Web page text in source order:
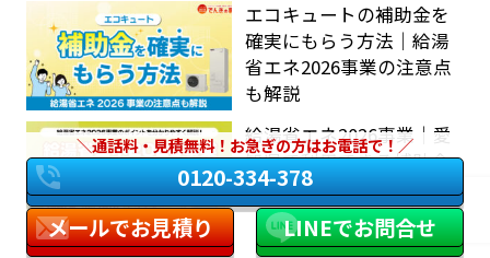
エコキュートの補助金を
確実にもらう方法｜給湯
省エネ2026事業の注意点
も解説
給湯省エネ2026事業｜愛
知県で利用できる補助金
制度を分かりやすく解説
通話料・見積無料！お急ぎの方はお電話で！
0120-334-378
メールでお見積り
LINEでお問合せ